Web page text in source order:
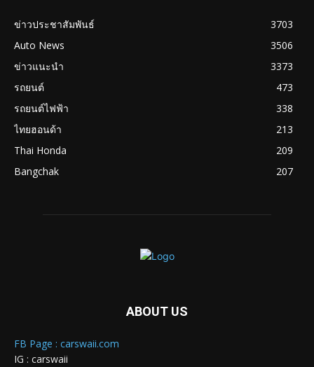
ข่าวประชาสัมพันธ์
3703
Auto News
3506
ข่าวแนะนำ
3373
รถยนต์
473
รถยนต์ไฟฟ้า
338
ไทยฮอนด้า
213
Thai Honda
209
Bangchak
207
ABOUT US
FB Page : carswaii.com
IG : carswaii